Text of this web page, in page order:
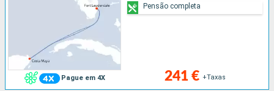
Pague em 4X 241 € +Taxas
Pensão completa